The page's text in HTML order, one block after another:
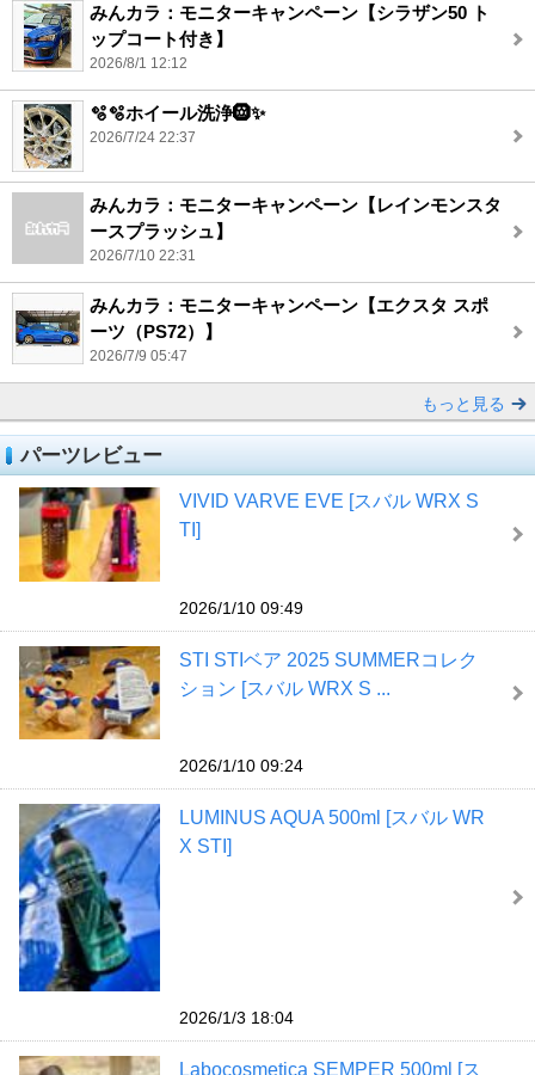
みんカラ：モニターキャンペーン【シラザン50 ト
ップコート付き】
2026/8/1 12:12
🫧🫧ホイール洗浄🛞✨
2026/7/24 22:37
みんカラ：モニターキャンペーン【レインモンスタ
ースプラッシュ】
2026/7/10 22:31
みんカラ：モニターキャンペーン【エクスタ スポ
ーツ（PS72）】
2026/7/9 05:47
もっと見る
パーツレビュー
VIVID VARVE EVE [スバル WRX S
TI]
2026/1/10 09:49
STI STIベア 2025 SUMMERコレク
ション [スバル WRX S ...
2026/1/10 09:24
LUMINUS AQUA 500ml [スバル WR
X STI]
2026/1/3 18:04
Labocosmetica SEMPER 500ml [ス